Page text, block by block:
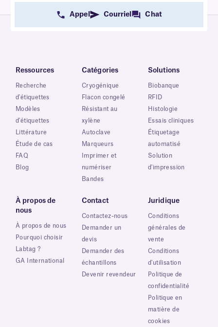
Appel Courriel Chat
Ressources
Recherche
d'étiquettes
Modèles
d'étiquettes
Littérature
Étude de cas
FAQ
Blog
Catégories
Cryogénique
Flacon congelé
Résistant au
xylène
Autoclave
Marqueurs
Imprimer et
numériser
Bandes
Solutions
Biobanque
RFID
Histologie
Essais cliniques
Étiquetage
automatisé
Solution
d'impression
À propos de
nous
À propos de nous
Pourquoi choisir
Labtag ?
GA International
Contact
Contactez-nous
Demander un
devis
Demander des
échantillons
Devenir revendeur
Juridique
Conditions
générales de
vente
Conditions
d'utilisation
Politique de
confidentialité
Politique en
matière de
cookies